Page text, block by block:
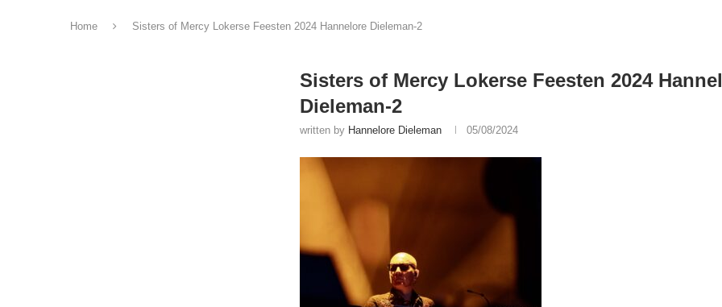
Home Sisters of Mercy Lokerse Feesten 2024 Hannelore Dieleman-2
Sisters of Mercy Lokerse Feesten 2024
Dieleman-2
written by Hannelore Dieleman 05/08/2024